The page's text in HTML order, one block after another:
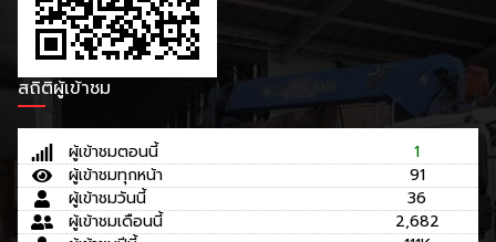
สถิติผู้เข้าชม
ผู้เข้าชมตอนนี้
1
ผู้เข้าชมทุกหน้า
91
ผู้เข้าชมวันนี้
36
ผู้เข้าชมเดือนนี้
2,682